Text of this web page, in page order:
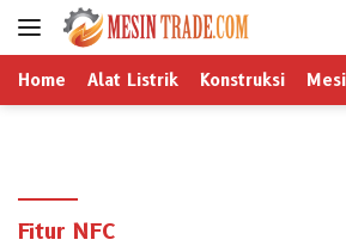
Langsung
Home Alat Listrik Konstruksi
Fitur NFC